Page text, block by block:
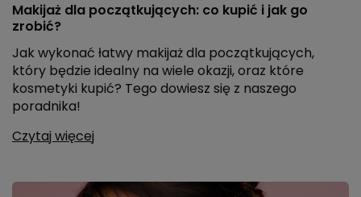
Makijaż dla początkujących: co kupić i jak go
zrobić?
Jak wykonać łatwy makijaż dla początkujących,
który będzie idealny na wiele okazji, oraz które
kosmetyki kupić? Tego dowiesz się z naszego
poradnika!
Czytaj więcej